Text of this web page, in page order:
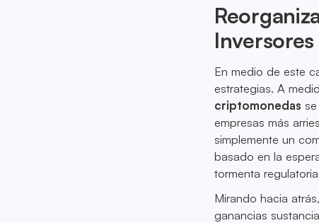
En medio de este
estrategias. A
criptomonedas
empresas más
simplemente un
basado en la
tormenta
Mirando hacia
ganancias